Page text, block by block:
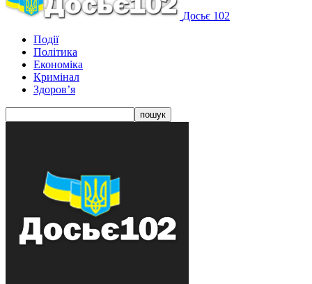
Досьє 102
Події
Політика
Економіка
Кримінал
Здоров’я